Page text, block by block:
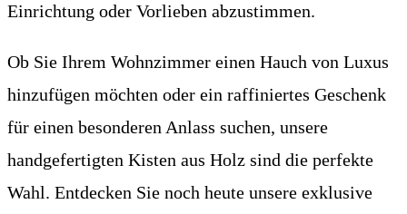
Einrichtung oder Vorlieben abzustimmen.
Ob Sie Ihrem Wohnzimmer einen Hauch von Luxus
hinzufügen möchten oder ein raffiniertes Geschenk
für einen besonderen Anlass suchen, unsere
handgefertigten Kisten aus Holz sind die perfekte
Wahl. Entdecken Sie noch heute unsere exklusive